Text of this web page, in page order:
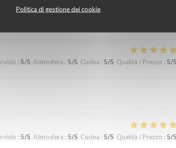
Politica di gestione dei cookie
Nous avons passé un excellent moment
: 5/5 Atmosfera : 5/5 Cucina : 5/5 Qualità / Prezzo : 5/5
: 5/5 Atmosfera : 5/5 Cucina : 5/5 Qualità / Prezzo : 5/5